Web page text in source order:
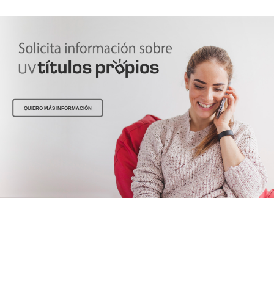
QUIERO MÁS INFORMACIÓN